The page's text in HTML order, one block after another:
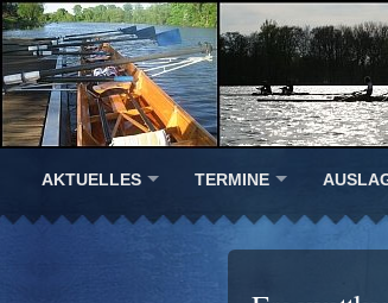
AKTUELLES TERMINE